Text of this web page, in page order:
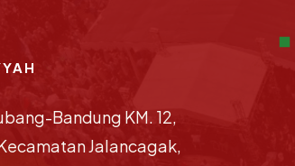
Bandung KM. 12,
Jalancagak,